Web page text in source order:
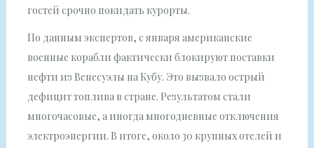
гостей срочно покидать курорты.
По данным экспертов, с января американские
военные корабли фактически блокируют поставки
нефти из Венесуэлы на Кубу. Это вызвало острый
дефицит топлива в стране. Результатом стали
многочасовые, а иногда многодневные отключения
электроэнергии. В итоге, около 30 крупных отелей и